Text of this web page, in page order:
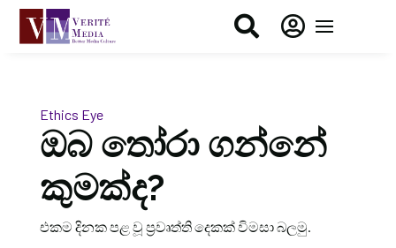
 
Ethics Eye
ඔබ තෝරා ගන්නේ
කුමක්ද?
එකම දිනක පළ වූ ප්‍රවෘත්ති දෙකක් විමසා බලමු.